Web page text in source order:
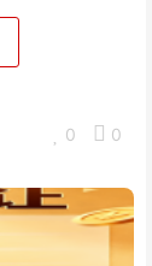
0 0